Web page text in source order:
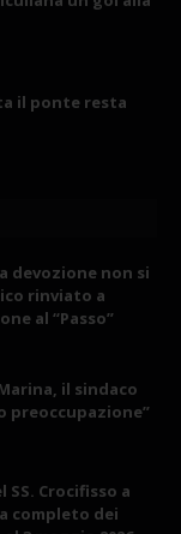
il ponte resta
devozione non si
rinviato a
al “Passo”
il sindaco
preoccupazione”
Crocifisso a
completo dei